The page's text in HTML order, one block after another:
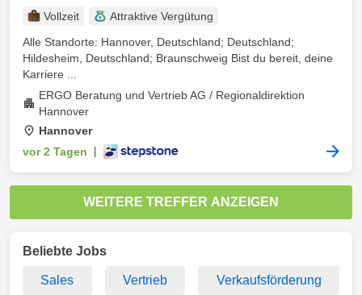
Vollzeit
Attraktive Vergütung
Alle Standorte: Hannover, Deutschland; Deutschland;
Hildesheim, Deutschland; Braunschweig Bist du bereit, deine
Karriere ...
ERGO Beratung und Vertrieb AG / Regionaldirektion
Hannover
Hannover
vor 2 Tagen
WEITERE TREFFER ANZEIGEN
Beliebte Jobs
Sales Vertrieb Verkaufsförderung